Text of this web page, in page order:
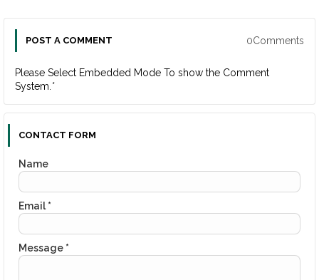
POST A COMMENT 0Comments
Please Select Embedded Mode To show the Comment
System. *
CONTACT FORM
Name
Email *
Message *